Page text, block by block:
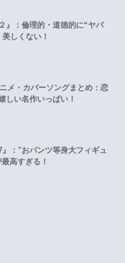
』：倫理的・道徳的に“ヤバ
しくない！
メ・カバーソングまとめ：恋
しい名作いっぱい！
："おパンツ等身大フィギュ
高すぎる！